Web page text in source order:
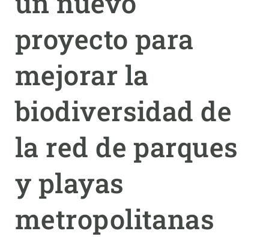
proyecto para
mejorar la
biodiversidad de
la red de parques
y playas
metropolitanas